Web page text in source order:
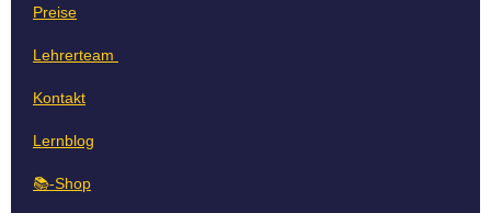
Preise
Lehrerteam
Kontakt
Lernblog
📚-Shop